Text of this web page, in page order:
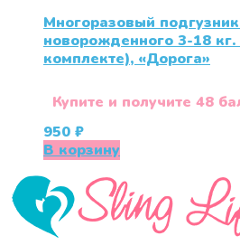
Многоразовый
новорожденного 3-18
комплекте), «Дорога»
Купите и получите 48
950 ₽
В корзину